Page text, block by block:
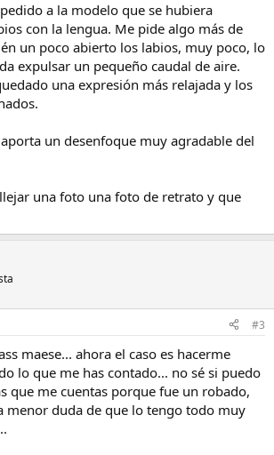
a la modelo que se hubiera
con la lengua. Me pide algo más de
un poco abierto los labios, muy poco, lo
expulsar un pequeño caudal de aire.
una expresión más relajada y los
un desenfoque muy agradable del
una foto una foto de retrato y que
#3
maese... ahora el caso es hacerme
lo que me has contado... no sé si puedo
que me cuentas porque fue un robado,
menor duda de que lo tengo todo muy